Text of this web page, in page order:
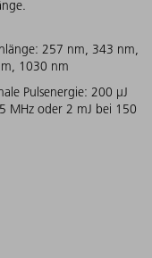
257 nm, 343 nm,
1030 nm
Pulsenergie: 200 µJ
MHz oder 2 mJ bei 150